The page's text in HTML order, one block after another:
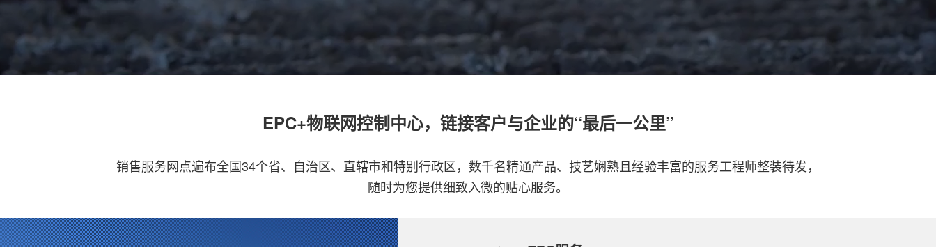
EPC+物联网控制中心，链接客户与企业的“最后一公里”
销售服务网点遍布全国34个省、自治区、直辖市和特别行政区，数千名精通产品、技艺娴熟且经验丰富的服务工程师整装待发，
随时为您提供细致入微的贴心服务。